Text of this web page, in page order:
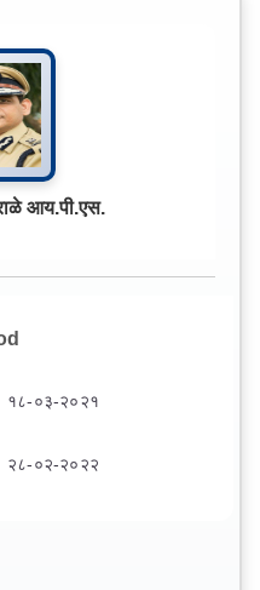
आय.पी.एस.
१८-०३-२०२१
२८-०२-२०२२